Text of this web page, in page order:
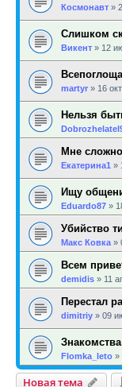
Космонавт »
Слишком
Викент » 12
martyr » 16
Нельзя
Мне
Екатерина1 »
Ищу
Eduardo87 »
Убийство
Макс Ковка »
Всем
demidis » 11
Перестал
dimitriy » 09
Знакомства
Flomka_leto »
Новая тема